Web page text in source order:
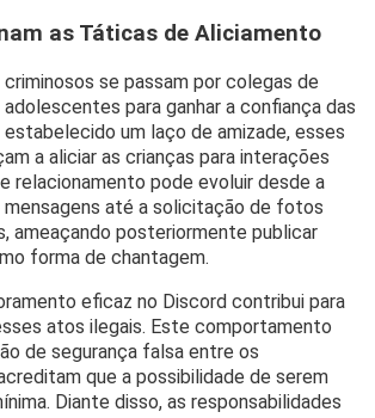
as Táticas de Aliciamento
se passam por colegas de
para ganhar a confiança das
um laço de amizade, esses
a aliciar as crianças para interações
relacionamento pode evoluir desde a
até a solicitação de fotos
ameaçando posteriormente publicar
forma de chantagem.
eficaz no Discord contribui para
atos ilegais. Este comportamento
de segurança falsa entre os
que a possibilidade de serem
Diante disso, as responsabilidades